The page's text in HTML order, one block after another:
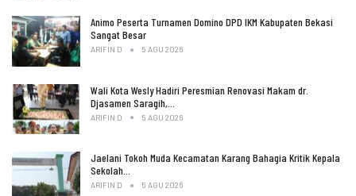
Animo Peserta Turnamen Domino DPD IKM Kabupaten Bekasi
Sangat Besar
ARIFIN D 5 AGU 2026
Wali Kota Wesly Hadiri Peresmian Renovasi Makam dr.
Djasamen Saragih,…
ARIFIN D 5 AGU 2026
Jaelani Tokoh Muda Kecamatan Karang Bahagia Kritik Kepala
Sekolah…
ARIFIN D 5 AGU 2026